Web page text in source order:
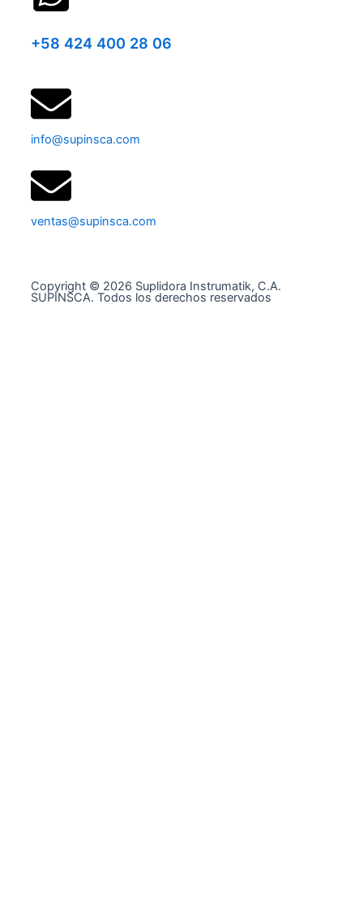
+58 424 400 28 06
info@supinsca.com
ventas@supinsca.com
Copyright © 2026 Suplidora Instrumatik, C.A.
SUPINSCA. Todos los derechos reservados